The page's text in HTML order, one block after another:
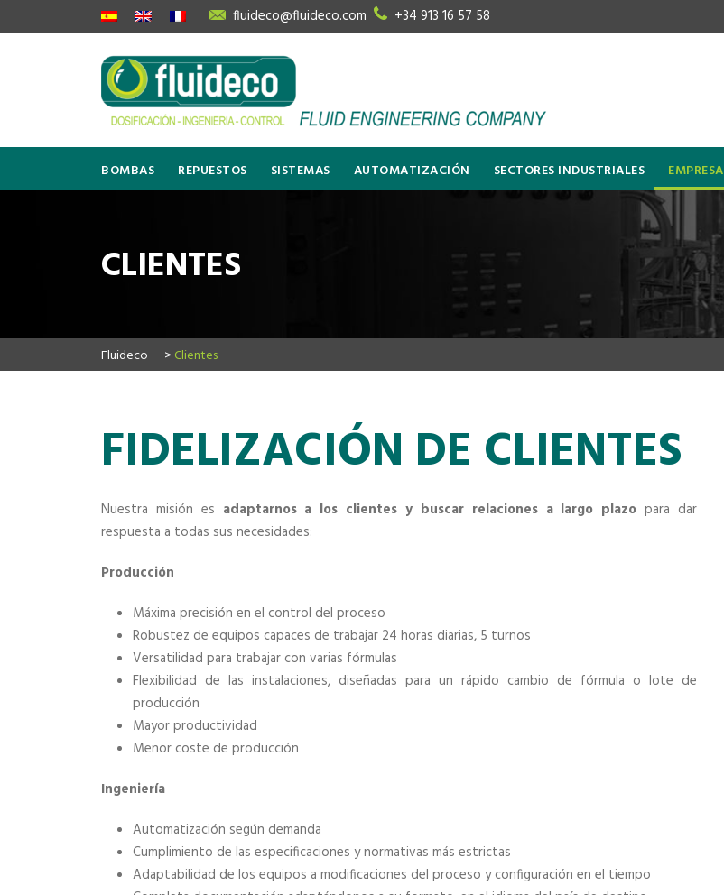
fluideco@fluideco.com +34 913 16 57 58
BOMBAS REPUESTOS SISTEMAS AUTOMATIZACIÓN SECTORES INDUSTRIALES EMPRESA
CLIENTES
Fluideco > Clientes
FIDELIZACIÓN DE CLIENTES
Nuestra misión es adaptarnos a los clientes y buscar relaciones a largo plazo para dar
respuesta a todas sus necesidades:
Producción
Máxima precisión en el control del proceso
Robustez de equipos capaces de trabajar 24 horas diarias, 5 turnos
Versatilidad para trabajar con varias fórmulas
Flexibilidad de las instalaciones, diseñadas para un rápido cambio de fórmula o lote de
producción
Mayor productividad
Menor coste de producción
Ingeniería
Automatización según demanda
Cumplimiento de las especificaciones y normativas más estrictas
Adaptabilidad de los equipos a modificaciones del proceso y configuración en el tiempo